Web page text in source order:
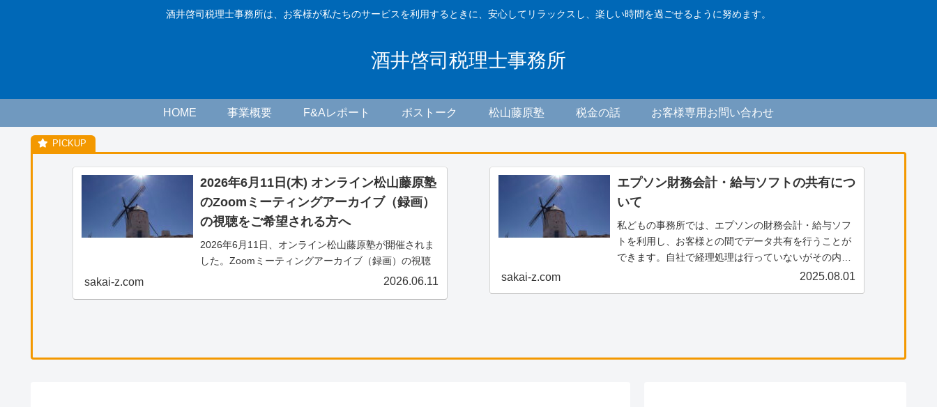
酒井啓司税理士事務所は、お客様が私たちのサービスを利用するときに、安心してリラックスし、楽しい時間を過ごせるように努めます。
酒井啓司税理士事務所
HOME 事業概要 F&Aレポート ボストーク 松山藤原塾 税金の話 お客様専用お問い合わせ
2026年6月11日(木) オンライン松山藤原塾
のZoomミーティングアーカイブ（録画）
の視聴をご希望される方へ
2026年6月11日、オンライン松山藤原塾が開催されま
した。Zoomミーティングアーカイブ（録画）の視聴
をご希望される方へのご案内です。アーカイブ（録
sakai-z.com 2026.06.11
エプソン財務会計・給与ソフトの共有につ
いて
私どもの事務所では、エプソンの財務会計・給与ソフ
トを利用し、お客様との間でデータ共有を行うことが
できます。自社で経理処理は行っていないがその内容
を確認したい、電子帳票の保存に活用したい等のご希
sakai-z.com 2025.08.01